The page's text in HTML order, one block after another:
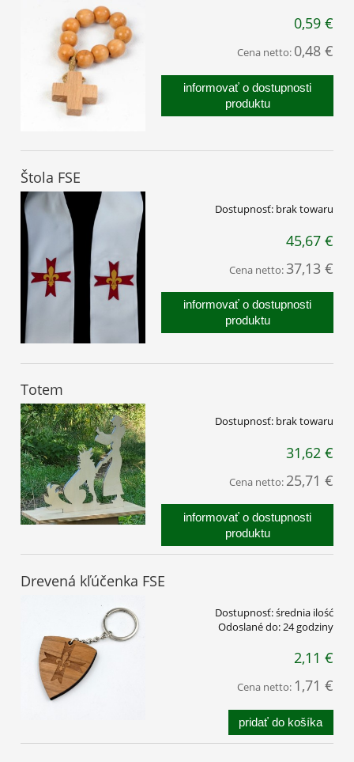
0,59 €
Cena netto: 0,48 €
informovať o dostupnosti
produktu
Štola FSE
Dostupnosť: brak towaru
45,67 €
Cena netto:37,13 €
informovať o dostupnosti
produktu
Totem
Dostupnosť: brak towaru
31,62 €
Cena netto: 25,71 €
informovať o dostupnosti
produktu
Drevená kľúčenka FSE
Dostupnosť:średnia ilość
Odoslané do:24 godziny
2,11 €
Cena netto: 1,71 €
pridať do košíka